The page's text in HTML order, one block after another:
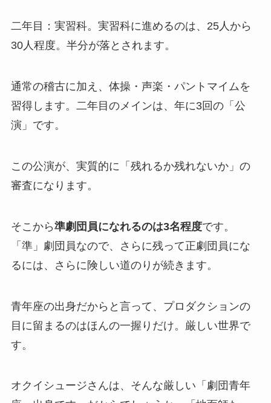
二年目：実習科。実習科に進めるのは、25人から
30人程度。半分が落とされます。
通常の稽古に加え、体操・声楽・パントマイムを
習得します。二年目のメインは、年に3回の「公
演」です。
この公演が、実質的に「残れるか残れないか」の
審査になります。
そこから準劇団員になれるのは3名程度です。
「準」劇団員なので、さらに残って正劇団員にな
るには、さらに険しい道のりが続きます。
青年座の出身だからと言って、プロダクションの
目に留まるのはほんの一握りだけ。厳しい世界で
す。
オクイシュージさんは、そんな厳しい「劇団青年